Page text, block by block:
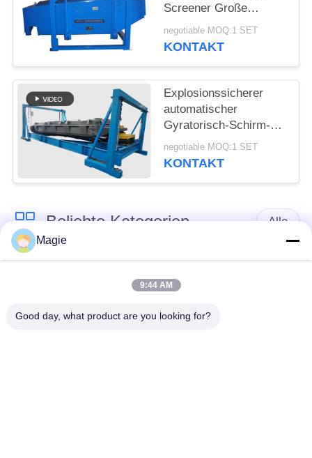
Screener Große
Screeningkapazität
negotiable MOQ:1 SET
KONTAKT
Explosionssicherer
automatischer
Gyratorisch-Schirm-
Trennschalter für
Siliziummetallpulver
negotiable MOQ:1 SET
KONTAKT
Beliebte Kategorien Alle
Filter
Magie
9:44 AM
Good day, what product are you looking for?